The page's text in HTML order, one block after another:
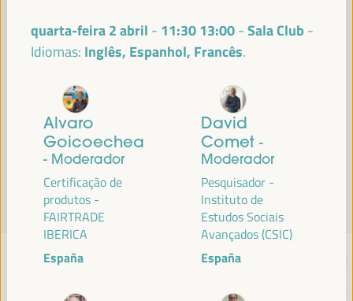
quarta-feira 2 abril - 11:3013:00 Sala Club
Idiomas: Inglês, Espanhol, Francês
Alvaro
Goicoechea
- Moderador
Certificação de
produtos -
FAIRTRADE
IBERICA
España
David
Comet -
Moderador
Pesquisador -
Instituto de
Estudos Sociais
Avançados (CSIC)
España